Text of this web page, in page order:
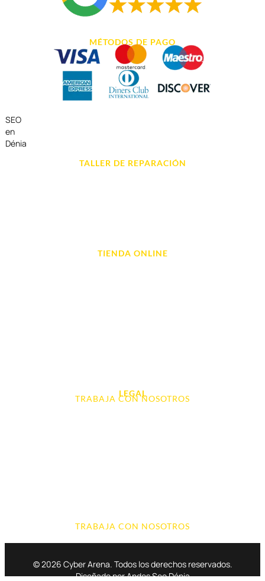
MÉTODOS DE PAGO
SEO
en
Dénia
TALLER DE REPARACIÓN
TIENDA ONLINE
LEGAL
TRABAJA CON NOSOTROS
TRABAJA CON NOSOTROS
© 2026 Cyber Arena. Todos los derechos reservados.
Diseñado por Andes Seo Dénia